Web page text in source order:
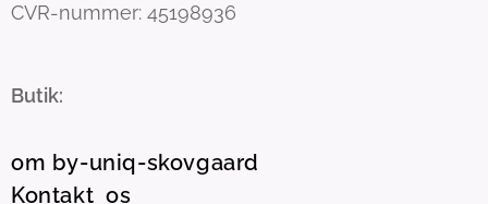
CVR-nummer: 45198936
Butik:
om by-uniq-skovgaard
Kontakt os